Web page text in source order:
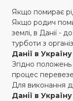
Якщо помирає
Якщо родич
землі, в Данії -
турботи з
Данії в Україну
Згідно положень
процес
Для виконання
Данії в Україну